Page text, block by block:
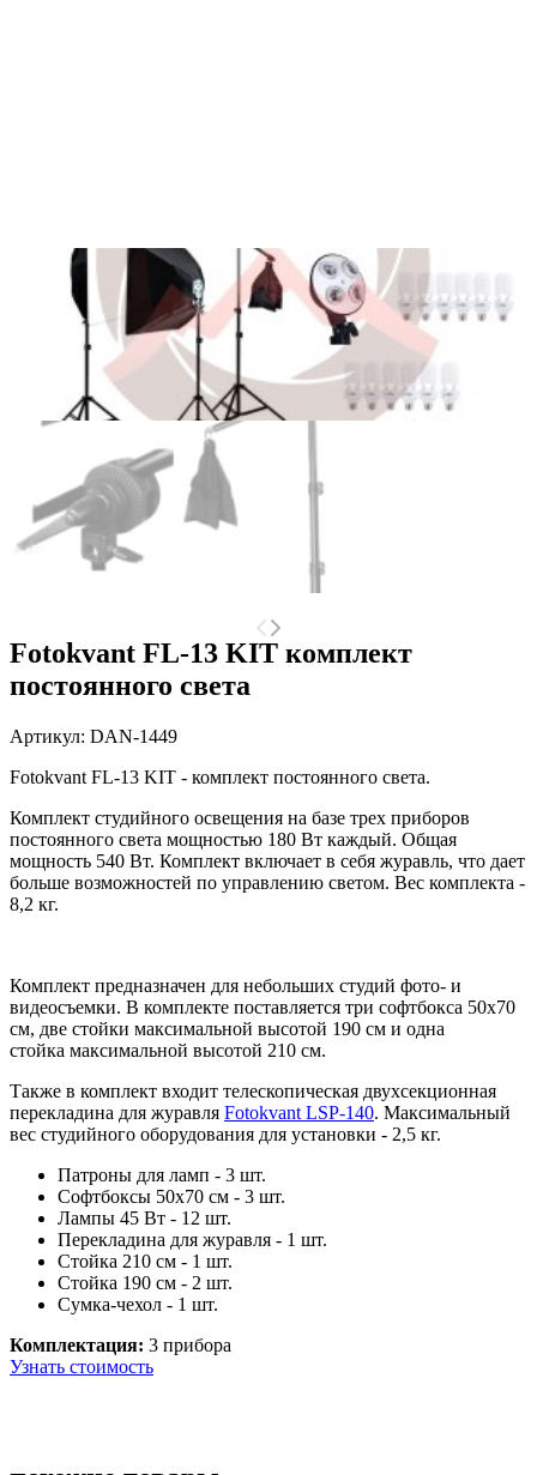
Fotokvant FL-13 KIT комплект
постоянного света
Артикул: DAN-1449
Fotokvant FL-13 KIT - комплект постоянного света.
Комплект студийного освещения на базе трех приборов
постоянного света мощностью 180 Вт каждый. Общая
мощность 540 Вт. Комплект включает в себя журавль, что дает
больше возможностей по управлению светом. Вес комплекта -
8,2 кг.
Комплект предназначен для небольших студий фото- и
видеосъемки. В комплекте поставляется три софтбокса 50х70
см, две стойки максимальной высотой 190 см и одна
стойка максимальной высотой 210 см.
Также в комплект входит телескопическая двухсекционная
перекладина для журавля Fotokvant LSP-140. Максимальный
вес студийного оборудования для установки - 2,5 кг.
Патроны для ламп - 3 шт.
Софтбоксы 50х70 см - 3 шт.
Лампы 45 Вт - 12 шт.
Перекладина для журавля - 1 шт.
Стойка 210 см - 1 шт.
Стойка 190 см - 2 шт.
Сумка-чехол - 1 шт.
Комплектация: 3 прибора
Узнать стоимость